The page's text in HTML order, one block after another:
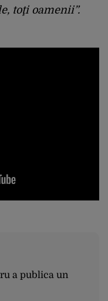
toţi oamenii”.
a publica un